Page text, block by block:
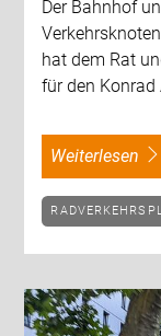
Der Bahnhof
hat dem Rat
für den Konrad
weiterlesen